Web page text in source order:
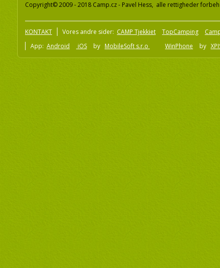
Copyright© 2009 - 2018 Camp.cz - Pavel Hess, alle rettigheder
KONTAKT Vores andre sider: CAMP Tjekkiet TopCamping
App: Android iOS by MobileSoft s.r.o WinPhone by